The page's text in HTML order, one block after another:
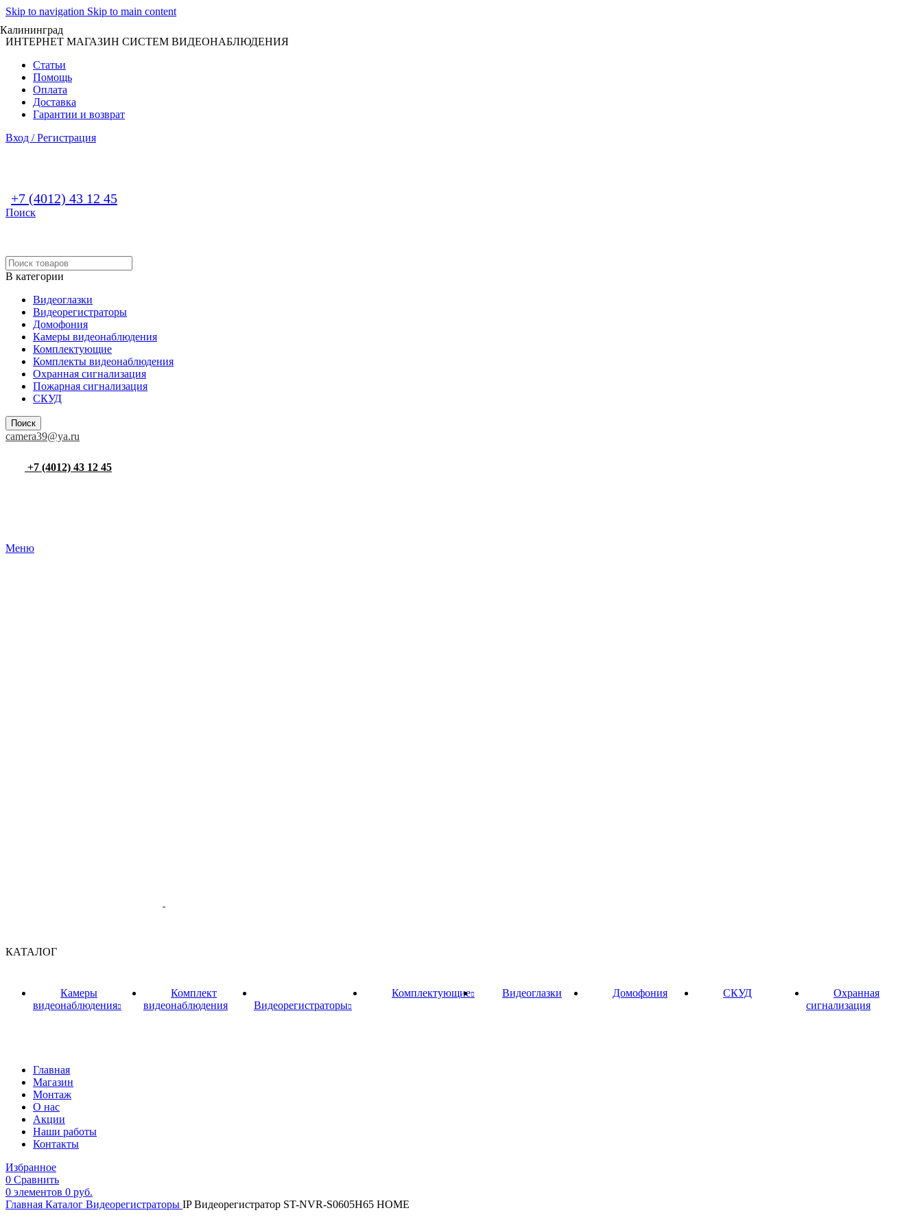
Skip to navigation Skip to main content
Калининград
ИНТЕРНЕТ МАГАЗИН СИСТЕМ ВИДЕОНАБЛЮДЕНИЯ
Статьи
Помощь
Оплата
Доставка
Гарантии и возврат
Вход / Регистрация
+7 (4012) 43 12 45
Поиск
В категории
Видеоглазки
Видеорегистраторы
Домофония
Камеры видеонаблюдения
Комплектующие
Комплекты видеонаблюдения
Охранная сигнализация
Пожарная сигнализация
СКУД
Поиск
camera39@ya.ru
+7 (4012) 43 12 45
Меню
КАТАЛОГ
Камеры
видеонаблюдения
Комплект
видеонаблюдения
Видеорегистраторы
Комплектующие Видеоглазки Домофония СКУД
Охранная
сигнализация
Главная
Магазин
Монтаж
О нас
Акции
Наши работы
Контакты
Избранное
0 Сравнить
0 элементов 0 руб.
Главная Каталог Видеорегистраторы IP Видеорегистратор ST-NVR-S0605H65 HOME